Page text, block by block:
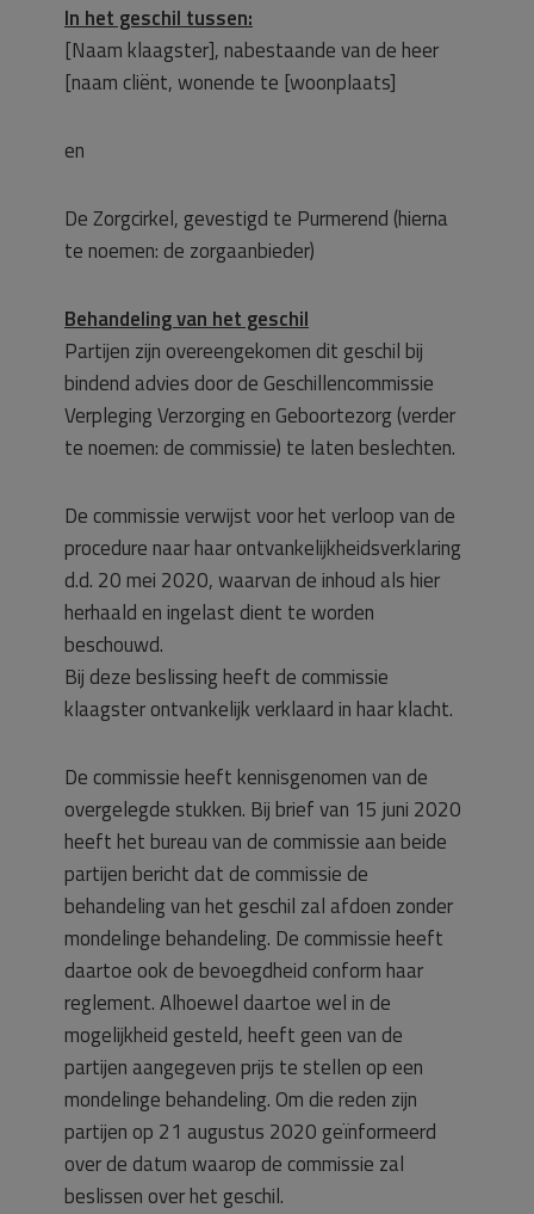
In het geschil tussen:
[Naam klaagster], nabestaande van de heer
[naam cliënt, wonende te [woonplaats]
en
De Zorgcirkel, gevestigd te Purmerend (hierna
te noemen: de zorgaanbieder)
Behandeling van het geschil
Partijen zijn overeengekomen dit geschil bij
bindend advies door de Geschillencommissie
Verpleging Verzorging en Geboortezorg (verder
te noemen: de commissie) te laten beslechten.
De commissie verwijst voor het verloop van de
procedure naar haar ontvankelijkheidsverklaring
d.d. 20 mei 2020, waarvan de inhoud als hier
herhaald en ingelast dient te worden
beschouwd.
Bij deze beslissing heeft de commissie
klaagster ontvankelijk verklaard in haar klacht.
De commissie heeft kennisgenomen van de
overgelegde stukken. Bij brief van 15 juni 2020
heeft het bureau van de commissie aan beide
partijen bericht dat de commissie de
behandeling van het geschil zal afdoen zonder
mondelinge behandeling. De commissie heeft
daartoe ook de bevoegdheid conform haar
reglement. Alhoewel daartoe wel in de
mogelijkheid gesteld, heeft geen van de
partijen aangegeven prijs te stellen op een
mondelinge behandeling. Om die reden zijn
partijen op 21 augustus 2020 geïnformeerd
over de datum waarop de commissie zal
beslissen over het geschil.